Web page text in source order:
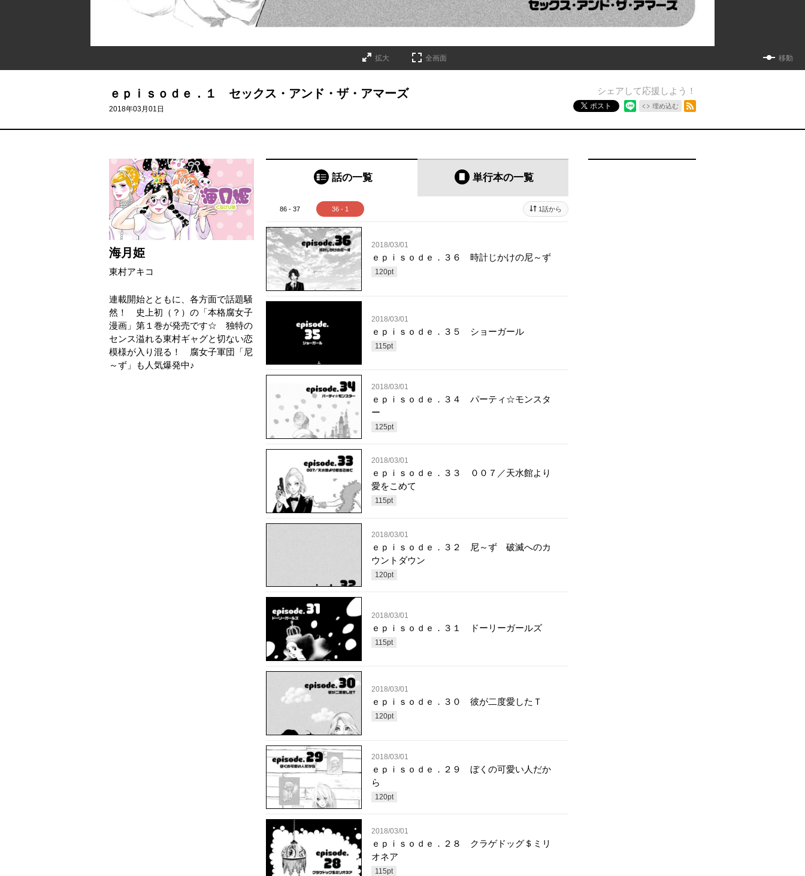
拡大 全画面 移動
ｅｐｉｓｏｄｅ．１ セックス・アンド・ザ・アマーズ
2018年03月01日
シェアして応援しよう！
ポスト 埋め込む
海月姫
東村アキコ
連載開始とともに、各方面で話題騒
然！ 史上初（？）の「本格腐女子
漫画」第１巻が発売です☆ 独特の
センス溢れる東村ギャグと切ない恋
模様が入り混る！ 腐女子軍団「尼
～ず」も人気爆発中♪
話の一覧 単行本の一覧
86 - 37 36 - 1 1話から
2018/03/01
ｅｐｉｓｏｄｅ．３６ 時計じかけの尼～ず
120pt
2018/03/01
ｅｐｉｓｏｄｅ．３５ ショーガール
115pt
2018/03/01
ｅｐｉｓｏｄｅ．３４ パーティ☆モンスタ
ー
125pt
2018/03/01
ｅｐｉｓｏｄｅ．３３ ００７／天水館より
愛をこめて
115pt
2018/03/01
ｅｐｉｓｏｄｅ．３２ 尼～ず 破滅へのカ
ウントダウン
120pt
2018/03/01
ｅｐｉｓｏｄｅ．３１ ドーリーガールズ
115pt
2018/03/01
ｅｐｉｓｏｄｅ．３０ 彼が二度愛したＴ
120pt
2018/03/01
ｅｐｉｓｏｄｅ．２９ ぼくの可愛い人だか
ら
120pt
2018/03/01
ｅｐｉｓｏｄｅ．２８ クラゲドッグ＄ミリ
オネア
115pt